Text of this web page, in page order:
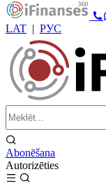
LAT | РУС
Abonēšana
Autorizēties